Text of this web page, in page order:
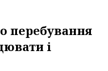
перебування
і